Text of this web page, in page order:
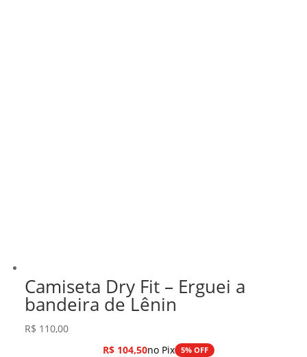
Camiseta Dry Fit – Erguei a
bandeira de Lênin
R$ 110,00
R$104,50no Pix 5% OFF